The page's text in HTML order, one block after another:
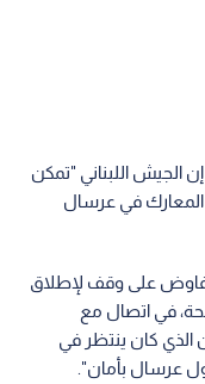
الجيش اللبناني "تمكن
في عرسال
على وقف لإطلاق
في اتصال مع
الذي كان ينتظر في
عرسال بأمان".